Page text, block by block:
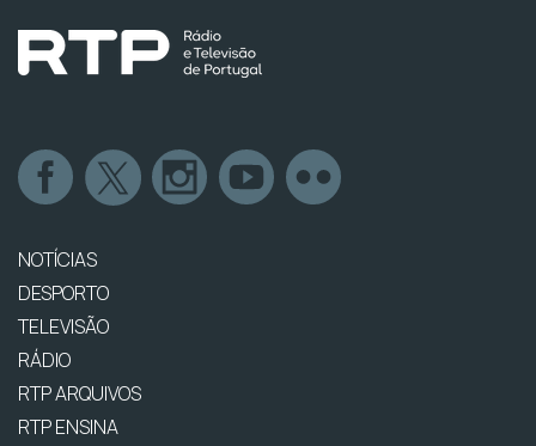
NOTÍCIAS
DESPORTO
TELEVISÃO
RÁDIO
RTP ARQUIVOS
RTP ENSINA